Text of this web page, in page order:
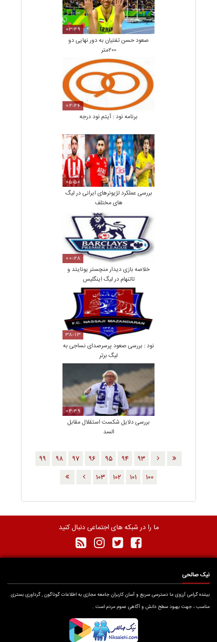
03:29
صعود حسن تفتیان به دور نهایی دو
200متر
02:26
برنامه نود : آیتم نود درجه
05:50
بررسی عملکرد لژیونرهای ایرانی در لیگ
های مختلف
00:28
خلاصه بازی دیدار منچستر یونایتد و
تاتنهام در لیگ اینگلیس
38:13
نود : بررسی صعود پرسرصدای نساجی به
لیگ برتر
04:49
بررسی دلایل شکست استقلال مقابل
السد
٩٣ ٩٤ ٩٥ ٩٦ ٩٧ ٩٨
٩٩
١٠٠
١٠١ ١٠٢ ١٠٣
ما را در شبکه های اجتماعی دنبال کنید
نیک صالحی
بیننده گرامی آرزوی ما دسترسی سریع و آسان کاربران جامعه مجازی به اطلاعات گوناگون , گرداوری بستری
مناسب ، جهت بهبود سطح دانش و آگاهی عموم مردم است .